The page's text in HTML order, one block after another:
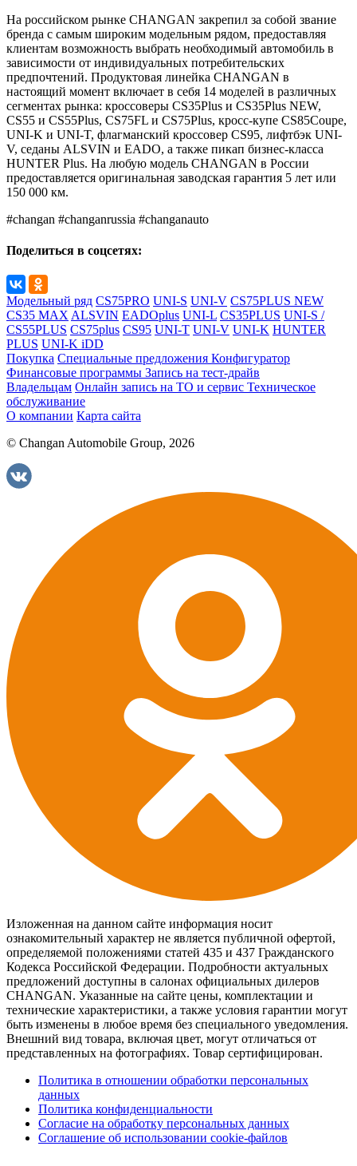
На российском рынке CHANGAN закрепил за собой звание
бренда с самым широким модельным рядом, предоставляя
клиентам возможность выбрать необходимый автомобиль в
зависимости от индивидуальных потребительских
предпочтений. Продуктовая линейка CHANGAN в
настоящий момент включает в себя 14 моделей в различных
сегментах рынка: кроссоверы CS35Plus и CS35Plus NEW,
CS55 и CS55Plus, CS75FL и CS75Plus, кросс-купе CS85Coupe,
UNI-K и UNI-T, флагманский кроссовер CS95, лифтбэк UNI-
V, седаны ALSVIN и EADO, а также пикап бизнес-класса
HUNTER Plus. На любую модель CHANGAN в России
предоставляется оригинальная заводская гарантия 5 лет или
150 000 км.
#changan #changanrussia #changanauto
Поделиться в соцсетях:
Модельный ряд CS75PRO UNI-S UNI-V CS75PLUS NEW
CS35 MAX ALSVIN EADOplus UNI-L CS35PLUS UNI-S /
CS55PLUS CS75plus CS95 UNI-T UNI-V UNI-K HUNTER
PLUS UNI-K iDD
Покупка Специальные предложения Конфигуратор
Финансовые программы Запись на тест-драйв
Владельцам Онлайн запись на ТО и сервис Техническое
обслуживание
О компании Карта сайта
© Changan Automobile Group, 2026
Изложенная на данном сайте информация носит
ознакомительный характер не является публичной офертой,
определяемой положениями статей 435 и 437 Гражданского
Кодекса Российской Федерации. Подробности актуальных
предложений доступны в салонах официальных дилеров
CHANGAN. Указанные на сайте цены, комплектации и
технические характеристики, а также условия гарантии могут
быть изменены в любое время без специального уведомления.
Внешний вид товара, включая цвет, могут отличаться от
представленных на фотографиях. Товар сертифицирован.
Политика в отношении обработки персональных
данных
Политика конфиденциальности
Согласие на обработку персональных данных
Соглашение об использовании cookie-файлов